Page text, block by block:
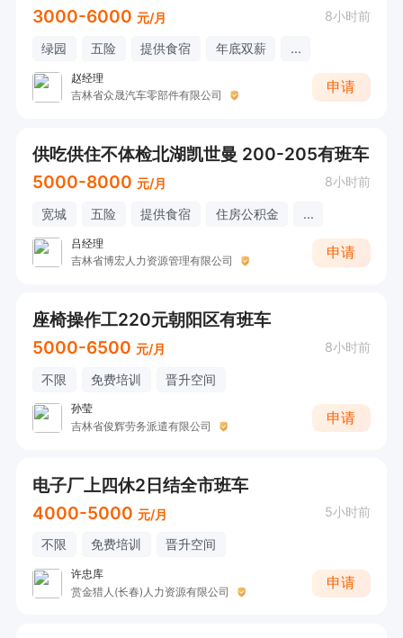
3000-6000 元/月 8小时前
绿园 五险 提供食宿 年底双薪 ...
赵经理
吉林省众晟汽车零部件有限公司
申请
供吃供住不体检北湖凯世曼 200-205有班车
5000-8000 元/月 8小时前
宽城 五险 提供食宿 住房公积金 ...
吕经理
吉林省博宏人力资源管理有限公司
申请
座椅操作工220元朝阳区有班车
5000-6500 元/月 8小时前
不限 免费培训 晋升空间
孙莹
吉林省俊辉劳务派遣有限公司
申请
电子厂上四休2日结全市班车
4000-5000 元/月 5小时前
不限 免费培训 晋升空间
许忠库
赏金猎人(长春)人力资源有限公司
申请